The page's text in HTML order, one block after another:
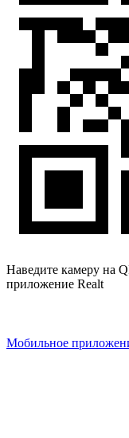
Наведите камеру на
приложение Realt
Мобильное